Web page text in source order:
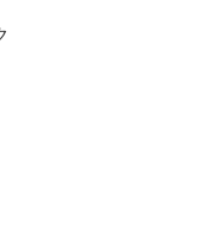
た そ...